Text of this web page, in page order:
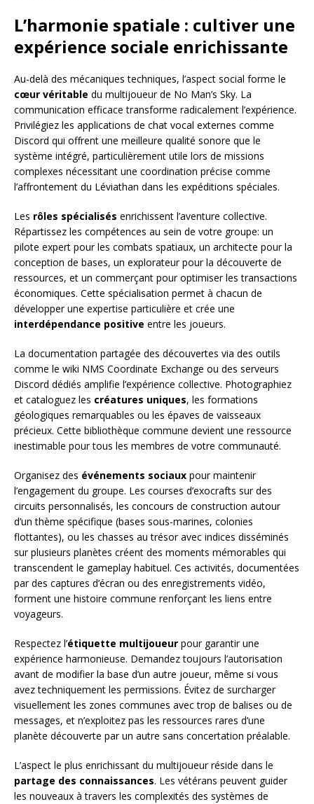
L’harmonie spatiale : cultiver une
expérience sociale enrichissante
Au-delà des mécaniques techniques, l’aspect social forme le
cœur véritable du multijoueur de No Man’s Sky. La
communication efficace transforme radicalement l’expérience.
Privilégiez les applications de chat vocal externes comme
Discord qui offrent une meilleure qualité sonore que le
système intégré, particulièrement utile lors de missions
complexes nécessitant une coordination précise comme
l’affrontement du Léviathan dans les expéditions spéciales.
Les rôles spécialisés enrichissent l’aventure collective.
Répartissez les compétences au sein de votre groupe: un
pilote expert pour les combats spatiaux, un architecte pour la
conception de bases, un explorateur pour la découverte de
ressources, et un commerçant pour optimiser les transactions
économiques. Cette spécialisation permet à chacun de
développer une expertise particulière et crée une
interdépendance positive entre les joueurs.
La documentation partagée des découvertes via des outils
comme le wiki NMS Coordinate Exchange ou des serveurs
Discord dédiés amplifie l’expérience collective. Photographiez
et cataloguez les créatures uniques, les formations
géologiques remarquables ou les épaves de vaisseaux
précieux. Cette bibliothèque commune devient une ressource
inestimable pour tous les membres de votre communauté.
Organisez des événements sociaux pour maintenir
l’engagement du groupe. Les courses d’exocrafts sur des
circuits personnalisés, les concours de construction autour
d’un thème spécifique (bases sous-marines, colonies
flottantes), ou les chasses au trésor avec indices disséminés
sur plusieurs planètes créent des moments mémorables qui
transcendent le gameplay habituel. Ces activités, documentées
par des captures d’écran ou des enregistrements vidéo,
forment une histoire commune renforçant les liens entre
voyageurs.
Respectez l’étiquette multijoueur pour garantir une
expérience harmonieuse. Demandez toujours l’autorisation
avant de modifier la base d’un autre joueur, même si vous
avez techniquement les permissions. Évitez de surcharger
visuellement les zones communes avec trop de balises ou de
messages, et n’exploitez pas les ressources rares d’une
planète découverte par un autre sans concertation préalable.
L’aspect le plus enrichissant du multijoueur réside dans le
partage des connaissances. Les vétérans peuvent guider
les nouveaux à travers les complexités des systèmes de